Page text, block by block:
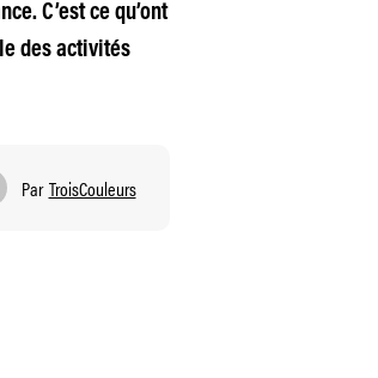
C’est ce qu’ont
des activités
Par TroisCouleurs